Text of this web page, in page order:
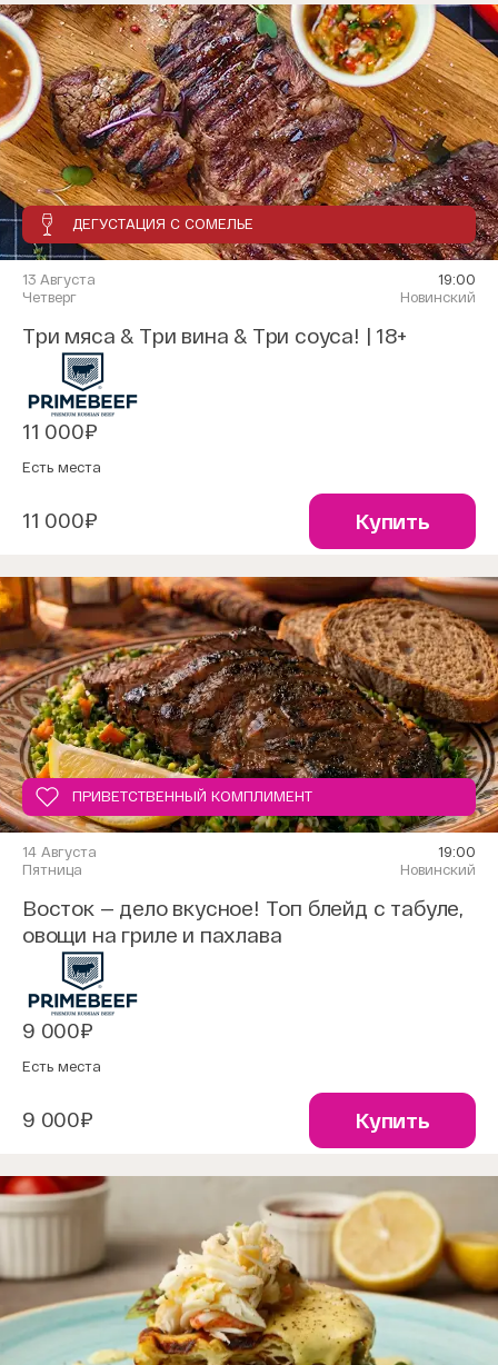
ДЕГУСТАЦИЯ С СОМЕЛЬЕ
13 Августа
Четверг
19:00
Новинский
Три мяса & Три вина & Три соуса! | 18+
11 000₽
Есть места
11 000₽ Купить
ПРИВЕТСТВЕННЫЙ КОМПЛИМЕНТ
14 Августа
Пятница
19:00
Новинский
Восток — дело вкусное! Топ блейд с табуле,
овощи на гриле и пахлава
9 000₽
Есть места
9 000₽ Купить